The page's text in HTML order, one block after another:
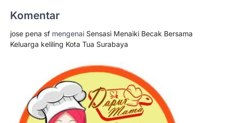
Komentar
jose pena sf mengenai Sensasi Menaiki Becak Bersama
Keluarga keliling Kota Tua Surabaya